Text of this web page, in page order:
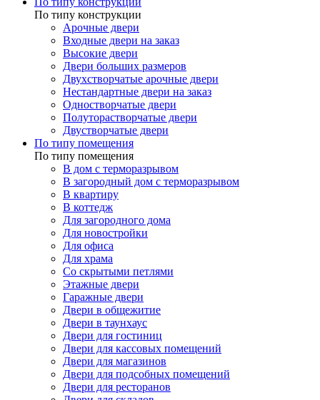
По типу конструкции
Арочные двери
Входные двери на заказ
Высокие двери
Двери больших размеров
Двухстворчатые арочные двери
Нестандартные двери на заказ
Одностворчатые двери
Полуторастворчатые двери
Двустворчатые двери
По типу помещения
По типу помещения
В дом с терморазрывом
В загородный дом с терморазрывом
В квартиру
В коттедж
Для загородного дома
Для новостройки
Для офиса
Для храма
Со скрытыми петлями
Этажные двери
Гаражные двери
Двери в общежитие
Двери в таунхаус
Двери для гостиниц
Двери для кассовых помещений
Двери для магазинов
Двери для подсобных помещений
Двери для ресторанов